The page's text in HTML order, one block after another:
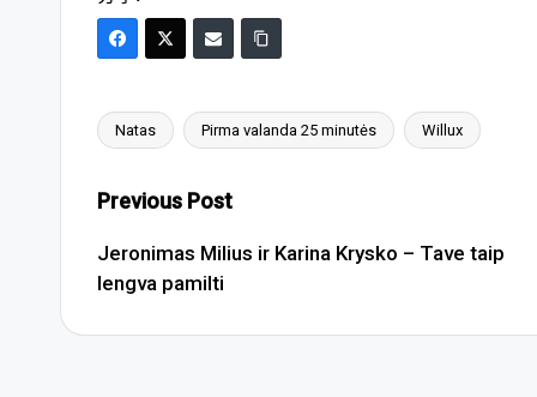
Tags:
Natas Pirma valanda 25 minutės Willux
Post
navigation
Previous Post
Jeronimas Milius ir Karina Krysko – Tave taip
lengva pamilti